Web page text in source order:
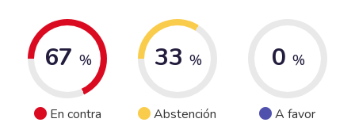
67 %
En contra
33 %
Abstención
0 %
A favor